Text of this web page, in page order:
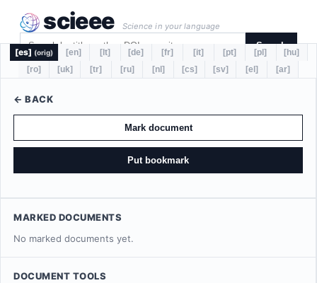
scieee Science in your language
Search
[es] (orig) [en] [lt] [de] [fr] [it] [pt] [pl]
[hu]
[ro]
[uk] [tr] [ru] [nl] [cs] [sv] [el] [ar]
← BACK
Mark document
Put bookmark
MARKED DOCUMENTS
No marked documents yet.
DOCUMENT TOOLS